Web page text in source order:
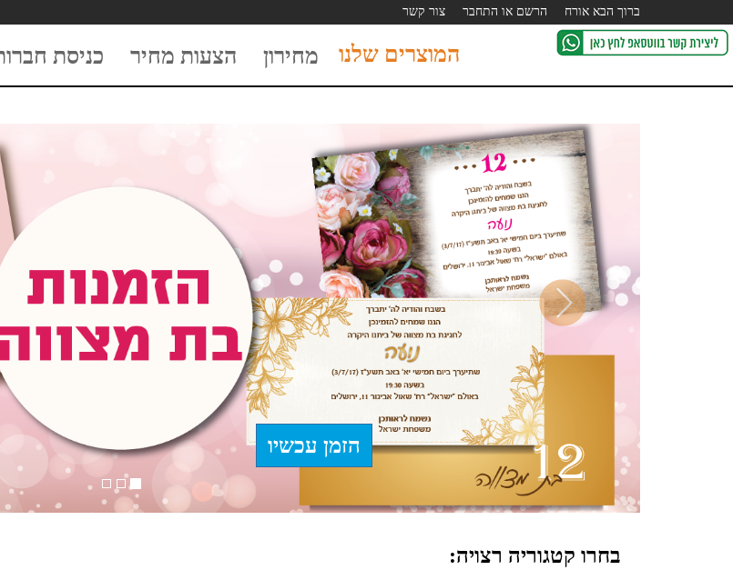
ברוך הבא אורח הרשם או התחבר צור קשר
המוצרים שלנו מחירון הצעות מחיר כניסת
הזמן עכשיו
Next
בחרו קטגוריה רצויה: